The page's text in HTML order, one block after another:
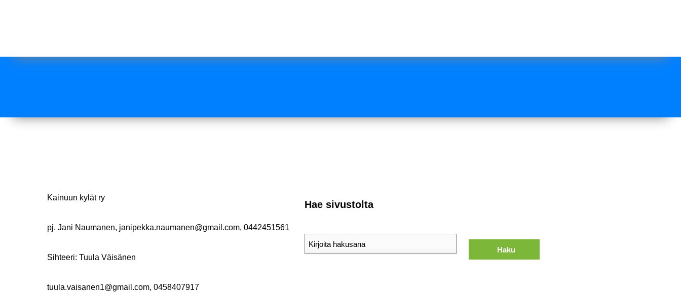
Kainuun kylät ry
pj. Jani Naumanen, janipekka.naumanen@gmail.com, 0442451561
Sihteeri: Tuula Väisänen
tuula.vaisanen1@gmail.com, 0458407917
Hae sivustolta